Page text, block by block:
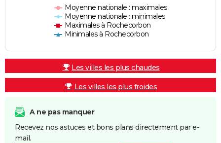
Moyenne nationale : maximales
Moyenne nationale : minimales
Maximales à Rochecorbon
Minimales à Rochecorbon
Les villes les plus chaudes
Les villes les plus froides
A ne pas manquer
Recevez nos astuces et bons plans directement par e-
mail.